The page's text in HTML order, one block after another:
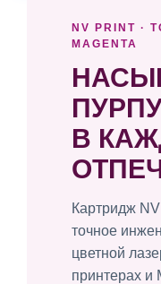
NV PRINT ·
MAGENTA
В
Картридж
точное
цветной
принтерах